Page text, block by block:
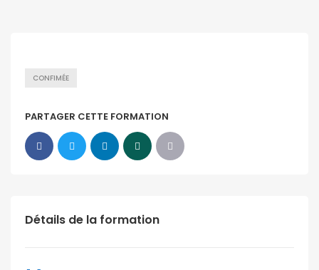
CONFIMÉE
PARTAGER CETTE FORMATION
Détails de la formation